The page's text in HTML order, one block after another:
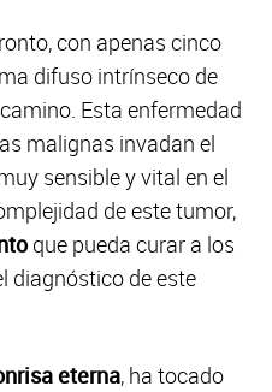
con apenas cinco
difuso intrínseco de
Esta enfermedad
malignas invadan el
sensible y vital en el
de este tumor,
que pueda curar a los
diagnóstico de este
eterna, ha tocado